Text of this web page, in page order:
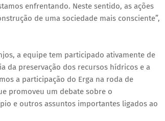
enfrentando. Neste sentido, as ações
de uma sociedade mais consciente”,
a equipe tem participado ativamente de
da preservação dos recursos hídricos e a
a participação do Erga na roda de
promoveu um debate sobre o
e outros assuntos importantes ligados ao